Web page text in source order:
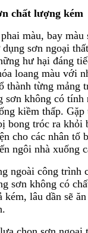
chất lượng kém
màu, bay màu
sơn ngoại
hư hại đáng
loang màu với
thành từng mảng
sơn không có tính
kiềm thấp.
bong tróc ra khỏi
cho các nhân tố
ngôi nhà xuống
ngoài công trình
sơn không có
kém, lâu dần sẽ